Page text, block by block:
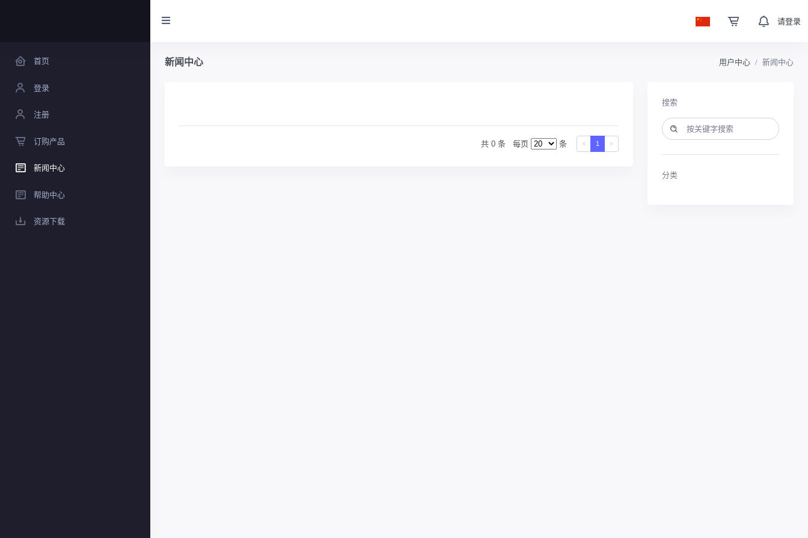
请登录
首页
登录
注册
订购产品
新闻中心
帮助中心
资源下载
新闻中心 用户中心 新闻中心
共 0 条 每页 条 « 1 »
搜索
分类